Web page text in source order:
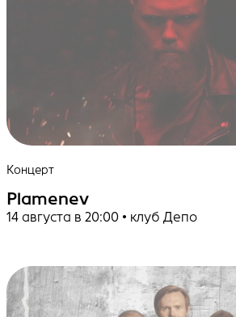
Концерт
Plamenev
14 августа в 20:00 • клуб Депо